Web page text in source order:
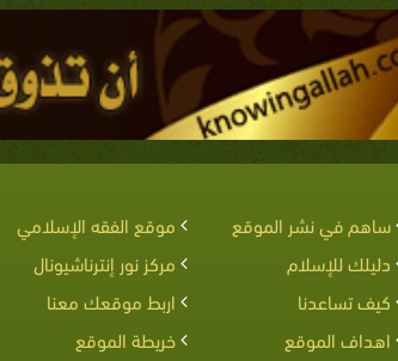
ساهم في نشر الموقع
موقع الفقه الإسلامي
دليلك للإسلام
مركز نور إنترناشيونال
كيف تساعدنا
اربط موقعك معنا
اهداف الموقع
خريطة الموقع